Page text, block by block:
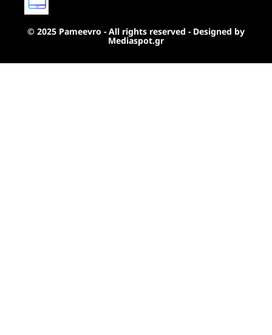
© 2025 Pameevro - All rights reserved - Designed by
Mediaspot.gr